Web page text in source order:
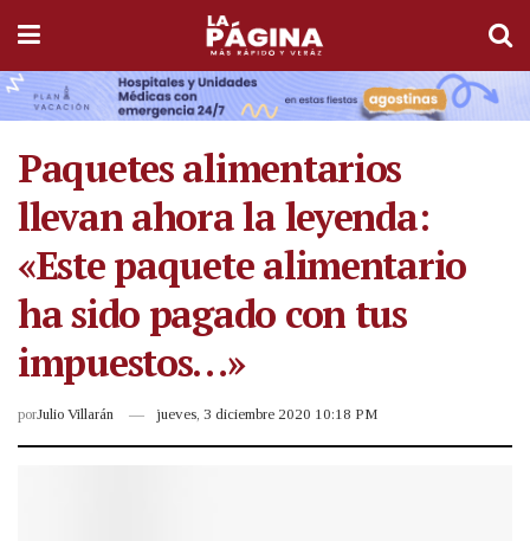
Paquetes alimentarios
llevan ahora la leyenda:
«Este paquete alimentario
ha sido pagado con tus
impuestos…»
porJulio Villarán jueves, 3 diciembre 2020 10:18 PM